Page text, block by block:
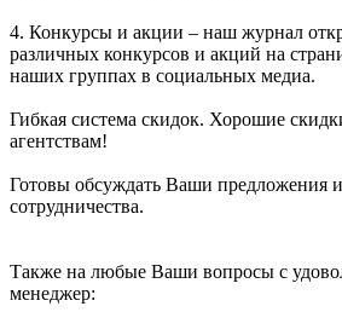
4. Конкурсы и акции – наш журнал
различных конкурсов и акций на
наших группах в социальных медиа.
Гибкая система скидок. Хорошие
агентствам!
Готовы обсуждать Ваши предложения
сотрудничества.
Также на любые Ваши вопросы с
менеджер: